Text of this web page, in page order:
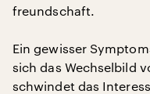
freundschaft.
Ein gewisser
sich das Wechselbild
schwindet das